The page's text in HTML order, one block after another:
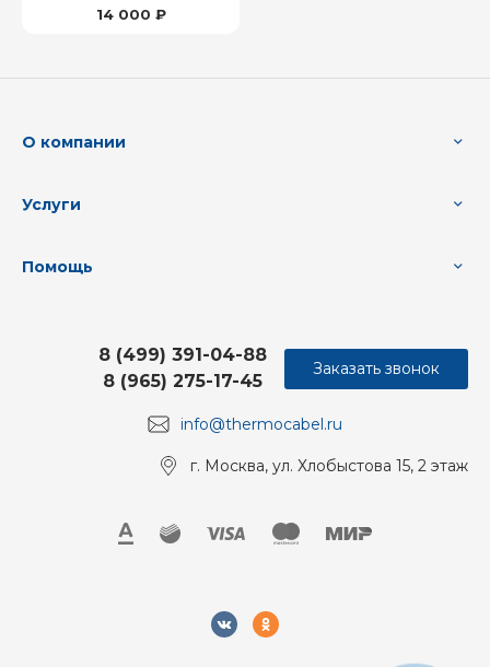
FROSTGUARD-8M
14 000 ₽
О компании
Услуги
Помощь
info@thermocabel.ru
8 (499) 391-04-88
8 (965) 275-17-45
г. Москва, ул. Хлобыстова 15, 2 этаж
Заказать звонок